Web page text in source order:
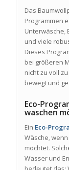
Das
Programmen
Unterwäsche,
und viele
Dieses
bei größeren
nicht zu voll
bewegt und
Eco-
waschen
Ein Eco-
Wäsche,
möchtet.
Wasser und